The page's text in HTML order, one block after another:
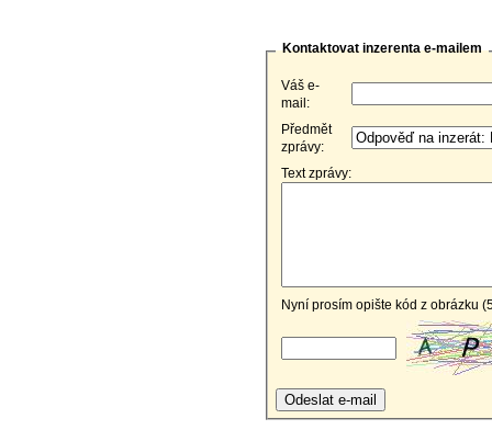
Kontaktovat inzerenta e-mailem
Váš e-
mail:
Předmět
zprávy:
Text zprávy:
Nyní prosím opište kód z obrázku